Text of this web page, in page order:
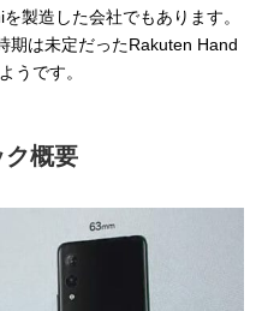
製造した会社でもあります。
期は未定だったRakuten Hand
うです。
概要